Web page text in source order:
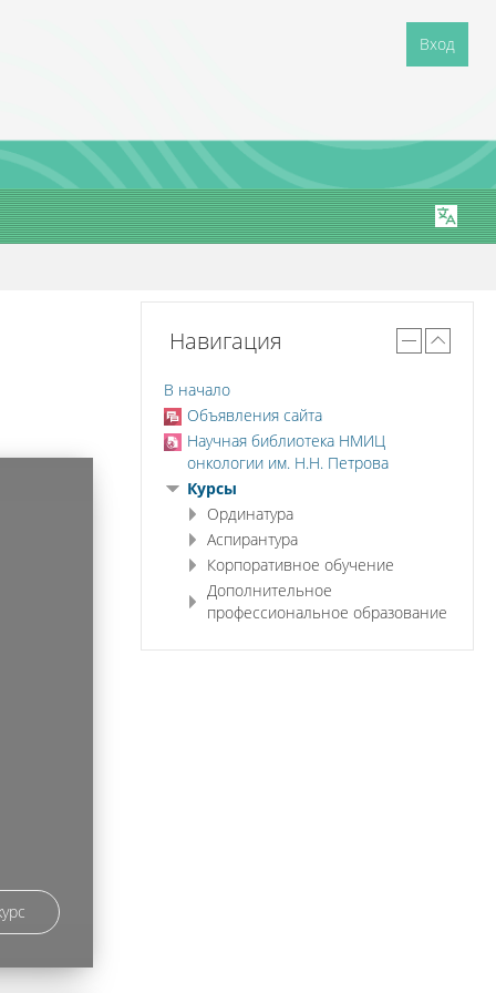
Вход
Навигация
В начало
Объявления сайта
Научная библиотека НМИЦ
онкологии им. Н.Н. Петрова
Курсы
Ординатура
Аспирантура
Корпоративное обучение
Дополнительное
профессиональное образование